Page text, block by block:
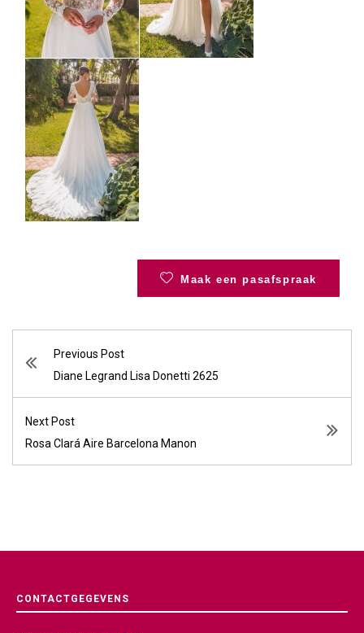
Maak een pasafspraak
Previous Post
Diane Legrand Lisa Donetti 2625
Next Post
Rosa Clará Aire Barcelona Manon
CONTACTGEGEVENS